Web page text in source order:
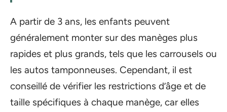
A partir de 3 ans, les enfants peuvent
généralement monter sur des manèges plus
rapides et plus grands, tels que les carrousels ou
les autos tamponneuses. Cependant, il est
conseillé de vérifier les restrictions d’âge et de
taille spécifiques à chaque manège, car elles